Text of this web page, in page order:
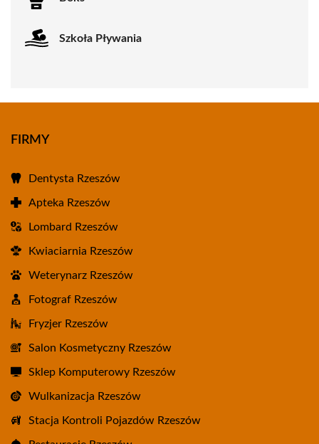
Szkoła Pływania
FIRMY
Dentysta Rzeszów
Apteka Rzeszów
Lombard Rzeszów
Kwiaciarnia Rzeszów
Weterynarz Rzeszów
Fotograf Rzeszów
Fryzjer Rzeszów
Salon Kosmetyczny Rzeszów
Sklep Komputerowy Rzeszów
Wulkanizacja Rzeszów
Stacja Kontroli Pojazdów Rzeszów